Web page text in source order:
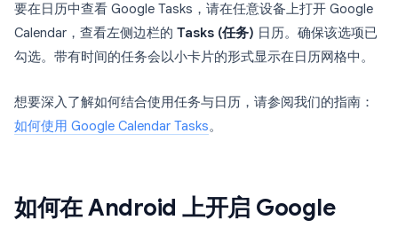
要在日历中查看 Google Tasks，请在任意设备上打开 Google
Calendar，查看左侧边栏的 Tasks (任务) 日历。确保该选项已
勾选。带有时间的任务会以小卡片的形式显示在日历网格中。
想要深入了解如何结合使用任务与日历，请参阅我们的指南：
如何使用 Google Calendar Tasks。
如何在 Android 上开启 Google